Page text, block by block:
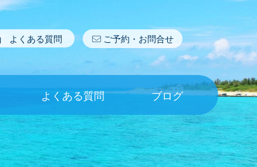
よくある質問 ご予約・お問合せ
よくある質問 ブログ